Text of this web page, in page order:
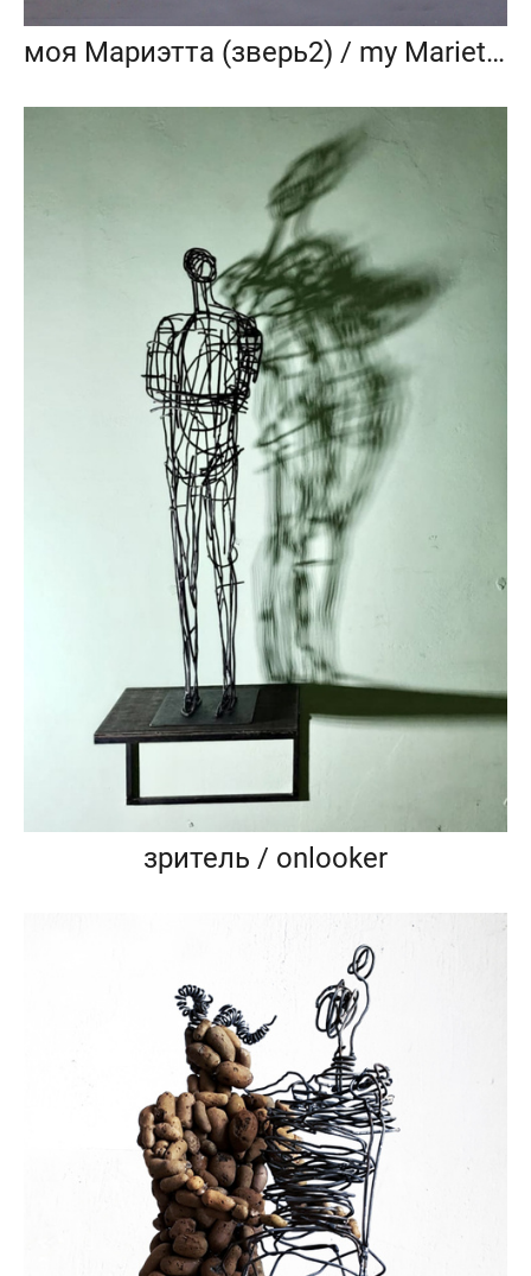
моя Мариэтта (зверь2) / my Marietta (Beast 2)
зритель / onlooker